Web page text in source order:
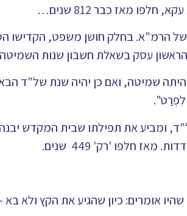
חלפו מאז כבר 812 שנים…
הרמ"א. בחלק חושן משפט, הקדישו
עסק בשאלת חשבון שנות
שמיטה, ואם כן יהיה שנת של"ד
לִפְרַט".
ומביע את תפילתו שבית המקדש
חלפו 'רק' 449 שנים.
אומרים: כיון שהגיע את הקץ ולא